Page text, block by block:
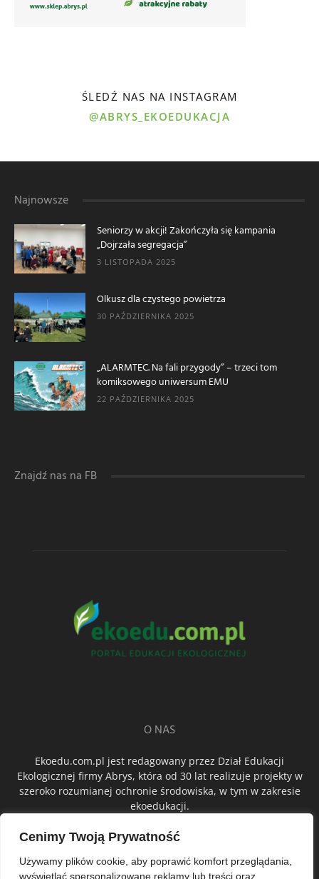
Cenimy Twoją Prywatność
Używamy plików cookie, aby poprawić komfort przeglądania,
wyświetlać spersonalizowane reklamy lub treści oraz
ŚLEDŹ NAS NA INSTAGRAM
@ABRYS_EKOEDUKACJA
Najnowsze
Seniorzy w akcji! Zakończyła się kampania
„Dojrzała segregacja”
3 LISTOPADA 2025
Olkusz dla czystego powietrza
30 PAŹDZIERNIKA 2025
„ALARMTEC. Na fali przygody” – trzeci tom
komiksowego uniwersum EMU
22 PAŹDZIERNIKA 2025
Znajdź nas na FB
O NAS
Ekoedu.com.pl jest redagowany przez Dział Edukacji
Ekologicznej firmy Abrys, która od 30 lat realizuje projekty w
szeroko rozumianej ochronie środowiska, w tym w zakresie
ekoedukacji.
ŚLEDŹ NAS